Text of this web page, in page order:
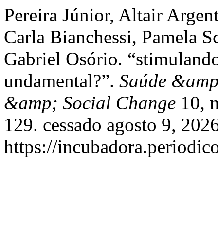
Pereira Júnior, Altair
Carla Bianchessi, Pamela
Gabriel Osório.
undamental?”. Saúde
&amp; Social Change 10,
129. cessado agosto 9,
https://